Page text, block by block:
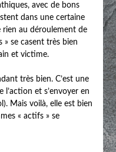
avec de bons
dans une certaine
rien au déroulement de
» se casent très bien
et victime.
très bien. C’est une
l’action et s’envoyer en
Mais voilà, elle est bien
« actifs » se